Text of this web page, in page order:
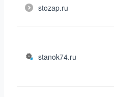
stozap.ru
stanok74.ru